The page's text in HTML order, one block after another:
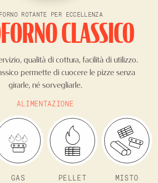
ROTANTE PER ECCELLENZA
CLASSICO
qualità di cottura, facilità di utilizzo.
permette di cuocere le pizze senza
girarle, né sorvegliarle.
ALIMENTAZIONE
GAS PELLET
MISTO